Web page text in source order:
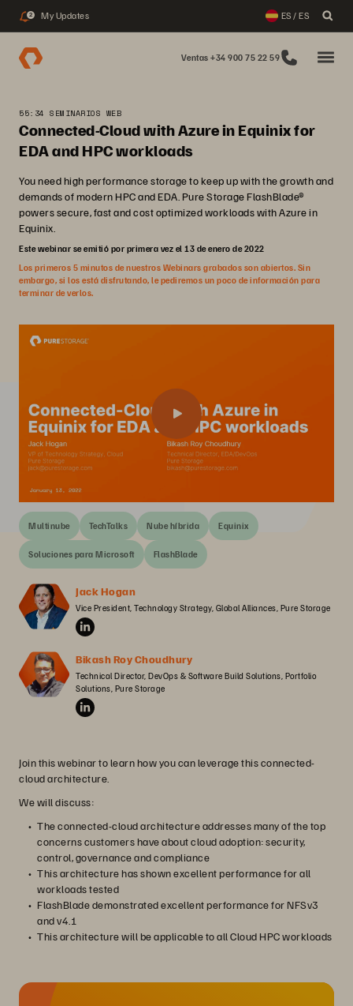
2 My Updates ES / ES
Ventas +34 900 75 22 59
55:34 SEMINARIOS WEB
Connected-Cloud with Azure in Equinix for
EDA and HPC workloads
You need high performance storage to keep up with the growth and
demands of modern HPC and EDA. Pure Storage FlashBlade®
powers secure, fast and cost optimized workloads with Azure in
Equinix.
Este webinar se emitió por primera vez el 13 de enero de 2022
Los primeros 5 minutos de nuestros Webinars grabados son abiertos. Sin
embargo, si los está disfrutando, le pediremos un poco de información para
terminar de verlos.
Multinube TechTalks Nube híbrida Equinix
Soluciones para Microsoft FlashBlade
Jack Hogan
Vice President, Technology Strategy, Global Alliances, Pure Storage
Bikash Roy Choudhury
Technical Director, DevOps & Software Build Solutions, Portfolio
Solutions, Pure Storage
Join this webinar to learn how you can leverage this connected-
cloud architecture.
We will discuss:
The connected-cloud architecture addresses many of the top
concerns customers have about cloud adoption: security,
control, governance and compliance
This architecture has shown excellent performance for all
workloads tested
FlashBlade demonstrated excellent performance for NFSv3
and v4.1
This architecture will be applicable to all Cloud HPC workloads